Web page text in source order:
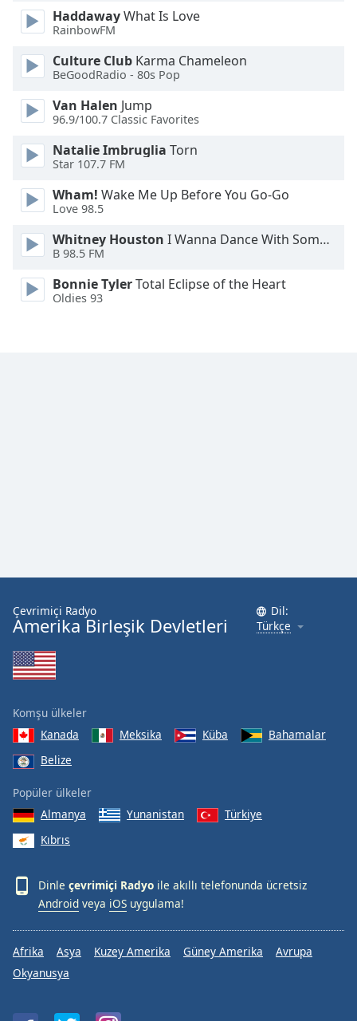
Caption
Background
Color
Size
Text
Edge
Style
HaddawayWhat Is Love
RainbowFM
Culture Club Karma Chameleon
BeGoodRadio - 80s Pop
Van Halen Jump
96.9/100.7 Classic Favorites
Natalie Imbruglia Torn
Star 107.7 FM
Wham! Wake Me Up Before You Go-Go
Love 98.5
Whitney Houston I Wanna Dance With Somebody
B 98.5 FM
Bonnie TylerTotal Eclipse of the Heart
Oldies 93
Çevrimiçi Radyo
Amerika Birleşik Devletleri
Dil:
Türkçe
Komşu ülkeler
Kanada
Meksika Küba
Bahamalar
Belize
Popüler ülkeler
Almanya
Yunanistan
Türkiye
Kıbrıs
Dinle çevrimiçi Radyo ile akıllı telefonunda ücretsiz
Android veya iOS uygulama!
Afrika Asya Kuzey Amerika Güney Amerika
Avrupa
Okyanusya